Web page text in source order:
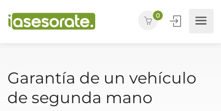
0
Garantía de un vehículo
de segunda mano